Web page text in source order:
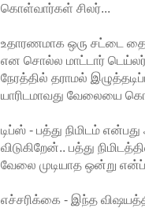
கொள்வார்கள் சிலர்...
உதாரணமாக ஒரு சட்டை
என சொல்ல மாட்டார்
நேரத்தில் தராமல்
யாரிடமாவது வேலையை
டிப்ஸ் - பத்து நிமிடம்
விடுகிறேன்.. பத்து
வேலை முடியாத ஒன்று
எச்சரிக்கை - இந்த